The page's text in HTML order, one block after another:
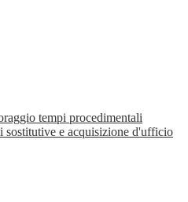
tempi procedimentali
sostitutive e acquisizione d'ufficio